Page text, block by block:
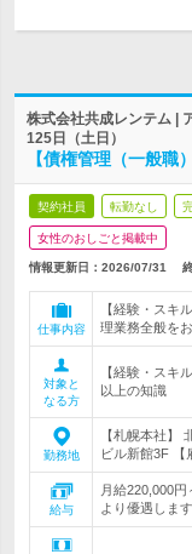
株式会社共成レンテム |
125日（土日）
【債権管理（一般
契約社員 転勤なし
女性のおしごと掲載中
情報更新日：2026/07/31
仕事内容
【経験・スキ
理業務全般を
対象と
なる方
【経験・スキ
以上の知識
勤務地
【札幌本社】
ビル新館3F 【
給与
月給220,000
より優遇しま